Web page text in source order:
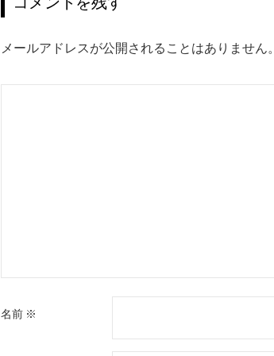
シ
ョ
メールアドレスが公開されることはありません。
名前 ※